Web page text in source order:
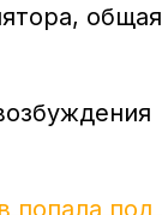
общая
попала под